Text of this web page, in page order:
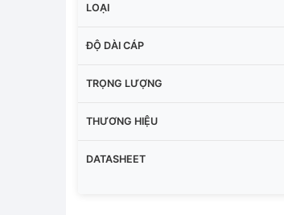
LOẠI
ĐỘ DÀI CÁP
TRỌNG LƯỢNG
THƯƠNG HIỆU
DATASHEET